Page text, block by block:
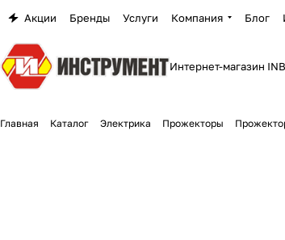
Акции Бренды Услуги Компания Блог
Интернет-магазин
Главная Каталог Электрика Прожекторы